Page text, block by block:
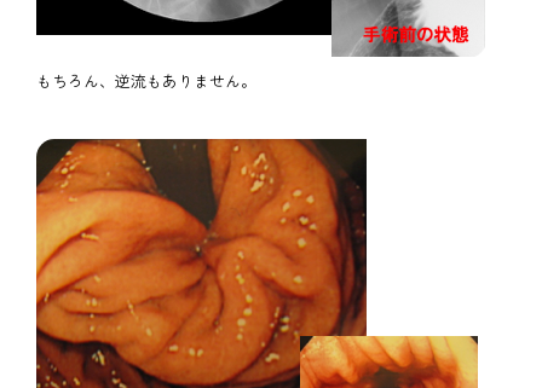
もちろん、逆流もありません。